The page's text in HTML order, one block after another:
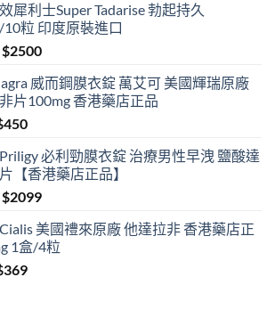
犀利士Super Tadarise 勃起持久
10粒 印度原裝進口
$2500Price
$489
through
威而鋼膜衣錠 萬艾可 美國輝瑞原廠
片100mg 香港藥店正品
450Current
is:
$450.
必利勁膜衣錠 治療男性早洩 鹽酸達
【香港藥店正品】
$2099Price
$799
through
美國禮來原廠 他達拉非 香港藥店正
1盒/4粒
369Current